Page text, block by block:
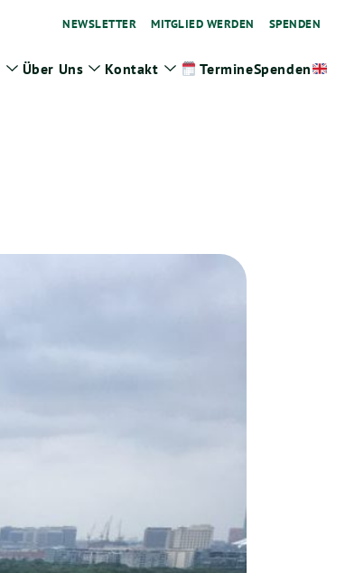
NEWSLETTER MITGLIED WERDEN SPENDEN
Zeige
Über Uns Zeige
Kontakt ZeigeTermineSpenden